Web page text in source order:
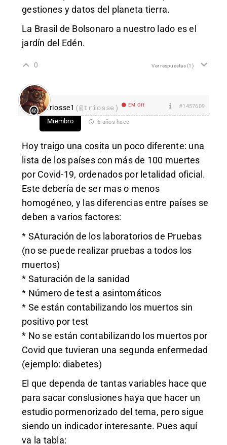
gestiones y datos del planeta tierra.
La Brasil de Bolsonaro a nuestro lado es el
jardín del Edén.
0 Ver respuestas(1)
Triosse1 (@triosse) EM Off #1457609
Miembro 6 años hace
Hoy traigo una cosita un poco diferente: una
lista de los países con más de 100 muertes
por Covid-19, ordenados por letalidad oficial.
Este debería de ser mas o menos
homogéneo, y las diferencias entre países se
deben a varios factores:
* SAturación de los laboratorios de Pruebas
(no se puede realizar pruebas a todos los
muertos)
* Saturación de la sanidad
* Número de test a asintomáticos
* Se están contabilizando los muertos sin
positivo por test
* No se están contabilizando los muertos por
Covid que tuvieran una segunda enfermedad
(ejemplo: diabetes)
El que dependa de tantas variables hace que
para sacar conslusiones haya que hacer un
estudio pormenorizado del tema, pero sigue
siendo un indicador interesante. Pues aquí
va la tabla: